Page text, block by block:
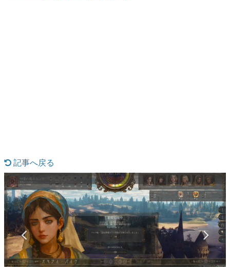
マンガ
女性向け
アプリレビュー
その他
電ファミニコゲーマーとは？
記事へ戻る